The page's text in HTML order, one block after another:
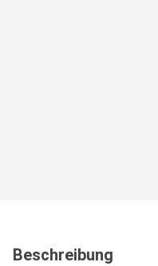
Beschreibung